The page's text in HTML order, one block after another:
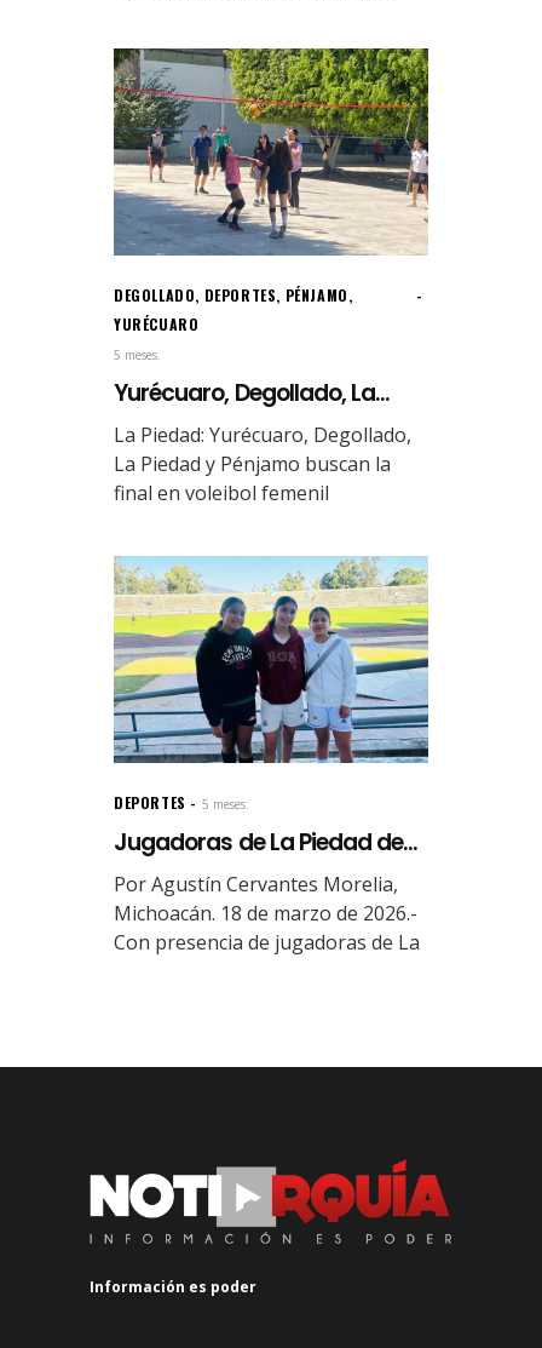
DEGOLLADO, DEPORTES, PÉNJAMO,
YURÉCUARO
5 meses.
Yurécuaro, Degollado, La...
La Piedad: Yurécuaro, Degollado,
La Piedad y Pénjamo buscan la
final en voleibol femenil
DEPORTES 5 meses.
Jugadoras de La Piedad de...
Por Agustín Cervantes Morelia,
Michoacán. 18 de marzo de 2026.-
Con presencia de jugadoras de La
Información es poder